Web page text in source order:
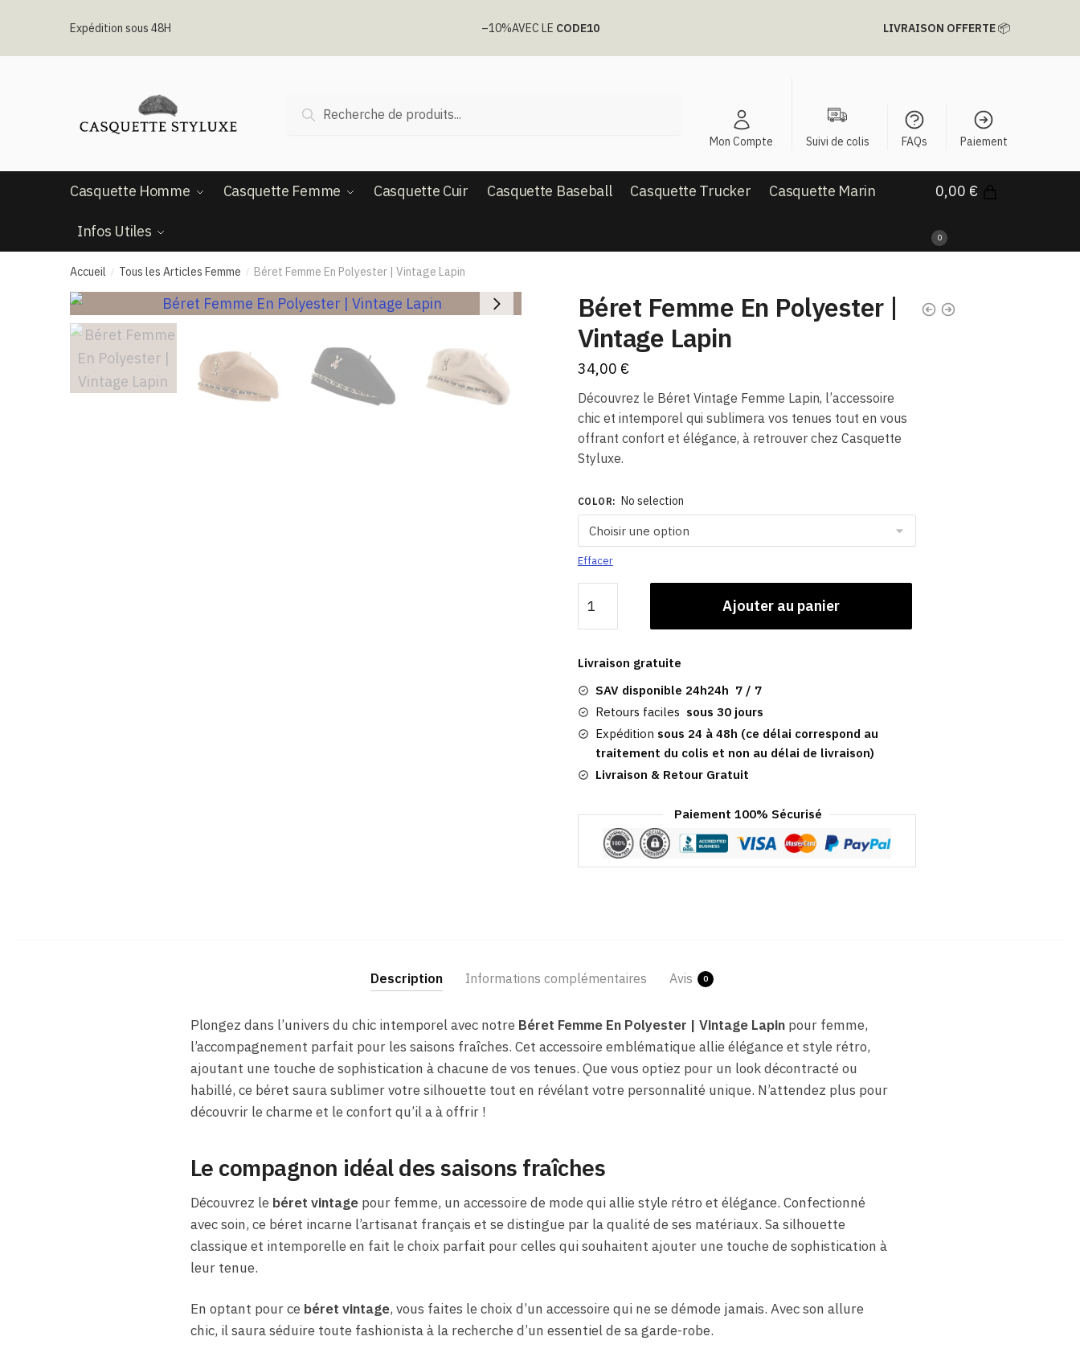
Expédition sous 48H –10%AVEC LE CODE10 LIVRAISON OFFERTE📦
pour :
Recherche
Mon Compte Suivi de colis FAQs Paiement
Casquette Homme Casquette Femme Casquette Cuir Casquette Baseball Casquette Trucker Casquette Marin
Infos Utiles
0,00 €
0
Accueil / Tous les Articles Femme / Béret Femme En Polyester​ | Vintage Lapin
Béret Femme En Polyester​ |
Vintage Lapin
34,00 €
Découvrez le Béret Vintage Femme Lapin, l’accessoire
chic et intemporel qui sublimera vos tenues tout en vous
offrant confort et élégance, à retrouver chez Casquette
Styluxe.
COLOR: No selection
Effacer
de
Béret
En
Polyester​
|
Vintage
Lapin
Ajouter au panier
Livraison gratuite
SAV disponible 24h24h 7 / 7
Retours faciles sous 30 jours
Expédition sous 24 à 48h (ce délai correspond au
traitement du colis et non au délai de livraison)
Livraison & Retour Gratuit
Paiement 100% Sécurisé
Description Informations complémentaires Avis 0
Plongez dans l’univers du chic intemporel avec notre Béret Femme En Polyester​ | Vintage Lapinpour femme,
l’accompagnement parfait pour les saisons fraîches. Cet accessoire emblématique allie élégance et style rétro,
ajoutant une touche de sophistication à chacune de vos tenues. Que vous optiez pour un look décontracté ou
habillé, ce béret saura sublimer votre silhouette tout en révélant votre personnalité unique. N’attendez plus pour
découvrir le charme et le confort qu’il a à offrir !
Le compagnon idéal des saisons fraîches
Découvrez le béret vintagepour femme, un accessoire de mode qui allie style rétro et élégance. Confectionné
avec soin, ce béret incarne l’artisanat français et se distingue par la qualité de ses matériaux. Sa silhouette
classique et intemporelle en fait le choix parfait pour celles qui souhaitent ajouter une touche de sophistication à
leur tenue.
En optant pour ce béret vintage, vous faites le choix d’un accessoire qui ne se démode jamais. Avec son allure
chic, il saura séduire toute fashionista à la recherche d’un essentiel de sa garde-robe.